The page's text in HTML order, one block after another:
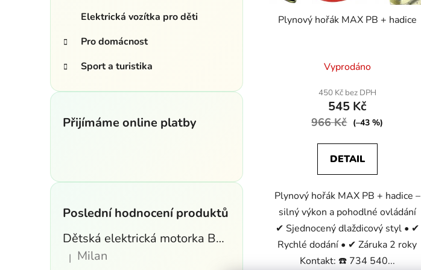
Elektrická vozítka pro děti
Pro domácnost
Sport a turistika
Přijímáme online platby
Poslední hodnocení produktů
Dětská elektrická motorka BMW S1000RR 6V – modrá
Hodnocení produktu je 5 z 5 hvězdiček.
| Milan
Plynový hořák MAX PB + hadice
hodnocení
produktu
je
3,0
5
Vyprodáno
450 Kč bez DPH
545 Kč
966 Kč (–43 %)
DETAIL
Plynový hořák MAX PB + hadice –
silný výkon a pohodlné ovládání
✔ Sjednocený dlaždicový styl • ✔
Rychlé dodání • ✔ Záruka 2 roky
Kontakt: ☎️ 734 540...